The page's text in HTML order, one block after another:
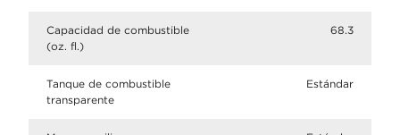
Capacidad de combustible
(oz. fl.)
68.3
Tanque de combustible
transparente
Estándar